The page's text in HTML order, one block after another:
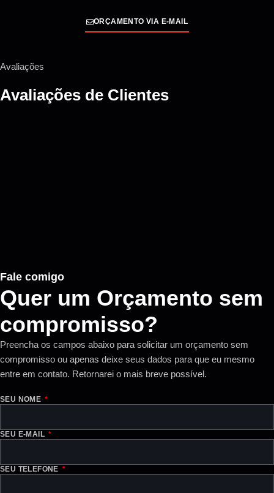
ORÇAMENTO VIA E-MAIL
Avaliações
Avaliações de Clientes
Fale comigo
Quer um Orçamento sem
compromisso?
Preencha os campos abaixo para solicitar um orçamento sem
compromisso ou apenas deixe seus dados para que eu mesmo
entre em contato. Retornarei o mais breve possível.
SEU NOME
SEU E-MAIL
SEU TELEFONE